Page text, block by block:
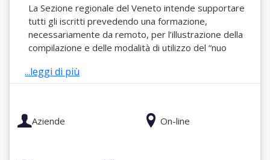
La Sezione regionale del Veneto intende supportare
tutti gli iscritti prevedendo una formazione,
necessariamente da remoto, per l’illustrazione della
compilazione e delle modalità di utilizzo del “nuo
...leggi di più
Aziende On-line